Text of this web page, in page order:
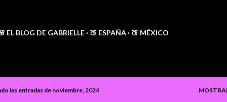
EL BLOG DE GABRIELLE 🍑 ESPAÑA 🍑 MÉXICO
las entradas de noviembre, 2024